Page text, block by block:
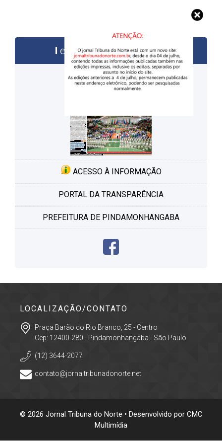
edições anteriores
ACESSO À INFORMAÇÃO
PORTAL DA TRANSPARÊNCIA
PREFEITURA DE PINDAMONHANGABA
LOCALIZAÇÃO/CONTATO
Praça Barão do Rio Branco, 25 - Centro
Cep: 12400-280 - Pindamonhangaba - São Paulo
(12) 3644-2077
contato@jornaltribunadonorte.net
© 2026 Jornal Tribuna do Norte • Desenvolvido por CMC
Multimídia